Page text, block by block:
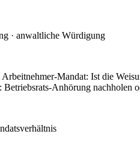
· anwaltliche Würdigung
Mandat: Ist die
Anhörung nachholen